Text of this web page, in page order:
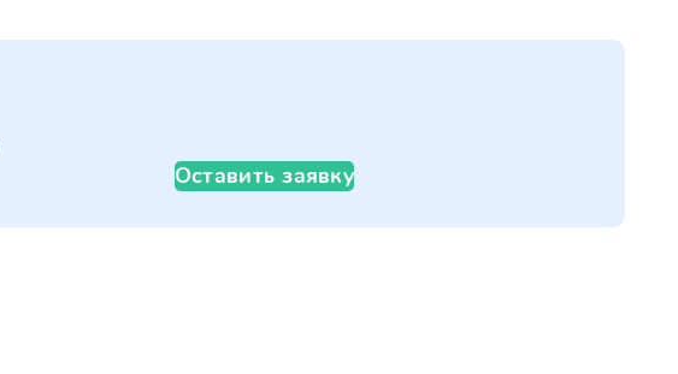
Оставить заявку